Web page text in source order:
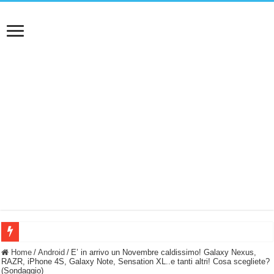
BASTA FATICARE! Questo robot tagliaerba lo appoggi e fa tutto lui! (Senza
PULISCE e SI SVUOTA DA SOLA! UWANT V600: Aspirapolvere senza fili con
Home / Android / E’ in arrivo un Novembre caldissimo! Galaxy Nexus,
RAZR, iPhone 4S, Galaxy Note, Sensation XL..e tanti altri! Cosa scegliete?
(Sondaggio)